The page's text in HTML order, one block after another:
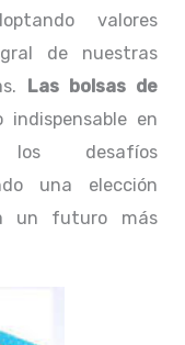
valores
de nuestras
Las bolsas de
en
desafíos
una elección
un futuro más